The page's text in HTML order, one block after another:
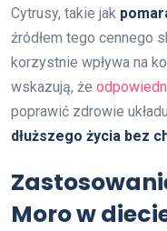
Cytrusy, takie jak
źródłem tego cennego
korzystnie wpływa na
wskazują, że
poprawić zdrowie
dłuższego życia bez
Moro w